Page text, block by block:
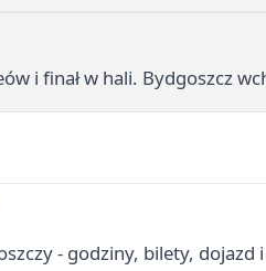
i finał w hali. Bydgoszcz
- godziny, bilety, dojazd